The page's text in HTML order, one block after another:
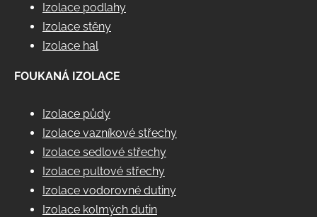
Izolace podlahy
Izolace stěny
Izolace hal
FOUKANÁ IZOLACE
Izolace půdy
Izolace vazníkové střechy
Izolace sedlové střechy
Izolace pultové střechy
Izolace vodorovné dutiny
Izolace kolmých dutin